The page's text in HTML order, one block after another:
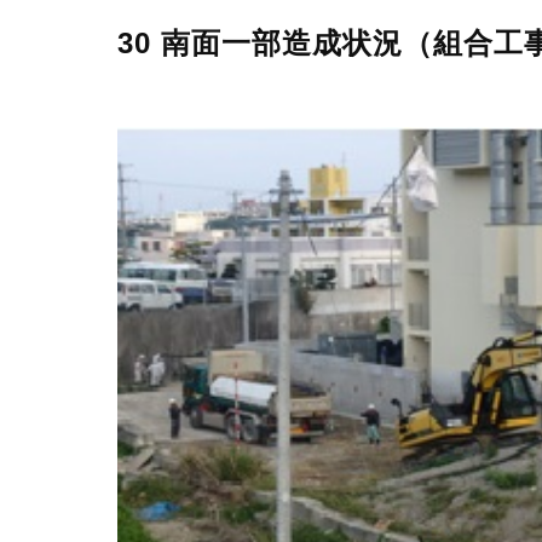
30 南面一部造成状況（組合工